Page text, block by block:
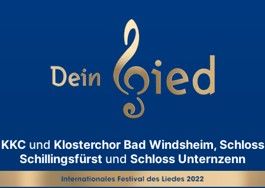
KKC und Klosterchor Bad Windsheim, Schloss
Schillingsfürst und Schloss Unternzenn